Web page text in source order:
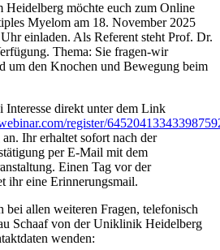
Heidelberg möchte euch zum Online
Myelom am 18. November 2025
einladen. Als Referent steht Prof. Dr.
Thema: Sie fragen-wir
um den Knochen und Bewegung beim
Interesse direkt unter dem Link
register/
Ihr erhaltet sofort nach der
per E-Mail mit dem
Einen Tag vor der
ihr eine Erinnerungsmail.
bei allen weiteren Fragen, telefonisch
Schaaf von der Uniklinik Heidelberg
wenden: